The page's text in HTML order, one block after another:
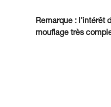
Remarque : l’intérêt
mouflage très